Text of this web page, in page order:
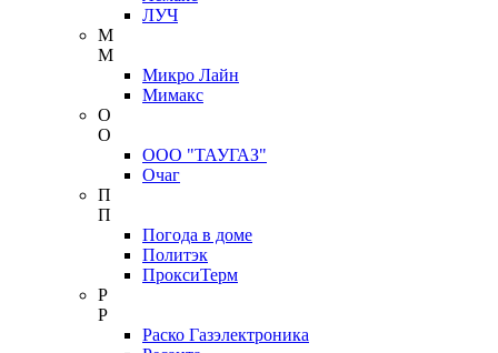
ЛУЧ
М
М
Микро Лайн
Мимакс
О
О
ООО "ТАУГАЗ"
Очаг
П
П
Погода в доме
Политэк
ПроксиТерм
Р
Р
Раско Газэлектроника